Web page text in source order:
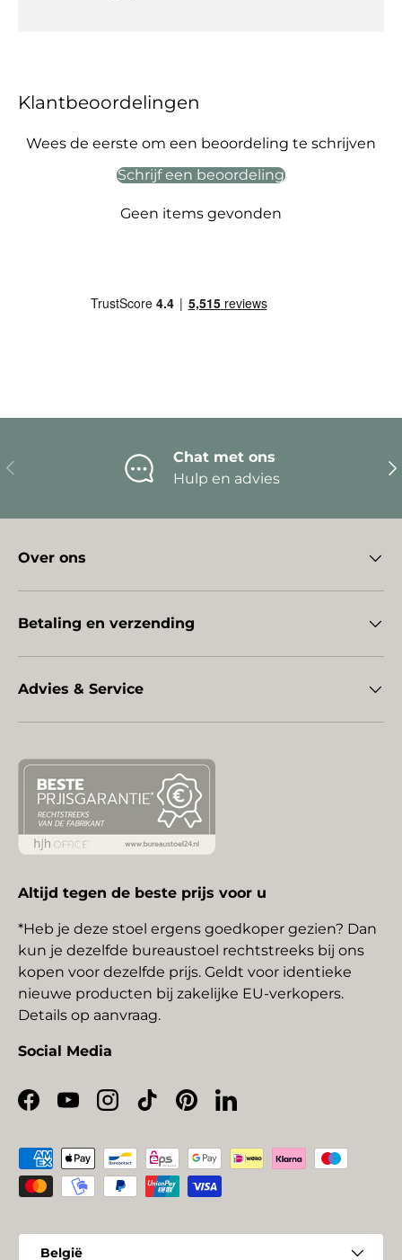
Klantbeoordelingen
Wees de eerste om een beoordeling te schrijven
Schrijf een beoordeling
Geen items gevonden
Vorige
Chat met ons
Hulp en advies
Over ons
Betaling en verzending
Advies & Service
Altijd tegen de beste prijs voor u
*Heb je deze stoel ergens goedkoper gezien? Dan
kun je dezelfde bureaustoel rechtstreeks bij ons
kopen voor dezelfde prijs. Geldt voor identieke
nieuwe producten bij zakelijke EU-verkopers.
Details op aanvraag.
Social Media
Facebook
YouTubeInstagram
TikTokPinterestLinkedIn
Geaccepteerde betaalmethoden
België